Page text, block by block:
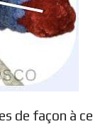
de façon à ce